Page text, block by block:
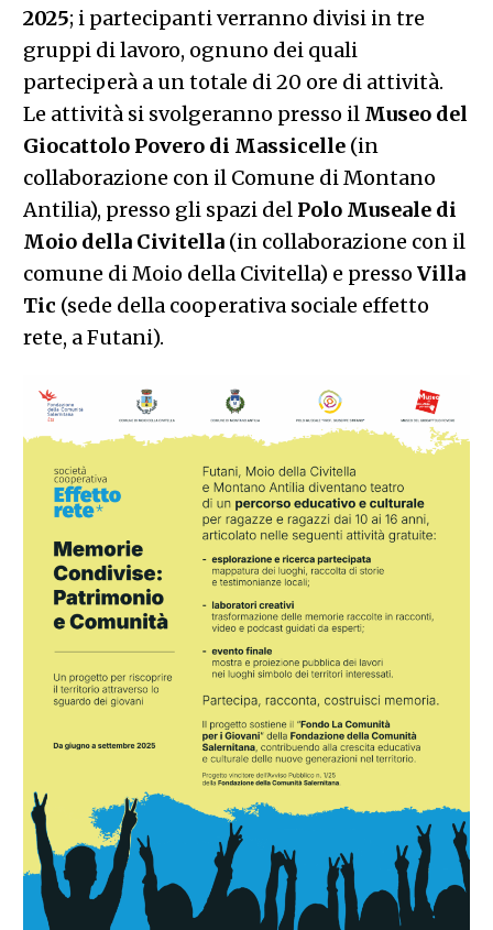
2025; i partecipanti verranno divisi in tre
gruppi di lavoro, ognuno dei quali
parteciperà a un totale di 20 ore di attività.
Le attività si svolgeranno presso il Museo del
Giocattolo Povero di Massicelle(in
collaborazione con il Comune di Montano
Antilia), presso gli spazi delPolo Museale di
Moio della Civitella(in collaborazione con il
comune di Moio della Civitella) e presso Villa
Tic (sede della cooperativa sociale effetto
rete, a Futani).